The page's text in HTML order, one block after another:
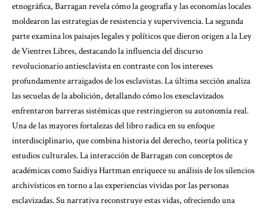
etnográfica, Barragan revela cómo la geografía y las economías locales
moldearon las estrategias de resistencia y supervivencia. La segunda
parte examina los paisajes legales y políticos que dieron origen a la Ley
de Vientres Libres, destacando la influencia del discurso
revolucionario antiesclavista en contraste con los intereses
profundamente arraigados de los esclavistas. La última sección analiza
las secuelas de la abolición, detallando cómo los exesclavizados
enfrentaron barreras sistémicas que restringieron su autonomía real.
Una de las mayores fortalezas del libro radica en su enfoque
interdisciplinario, que combina historia del derecho, teoría política y
estudios culturales. La interacción de Barragan con conceptos de
académicas como Saidiya Hartman enriquece su análisis de los silencios
archivísticos en torno a las experiencias vividas por las personas
esclavizadas. Su narrativa reconstruye estas vidas, ofreciendo una